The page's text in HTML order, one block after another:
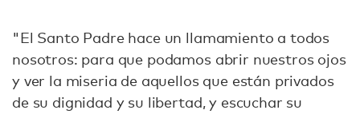
"El Santo Padre hace un llamamiento a todos
nosotros: para que podamos abrir nuestros ojos
y ver la miseria de aquellos que están privados
de su dignidad y su libertad, y escuchar su